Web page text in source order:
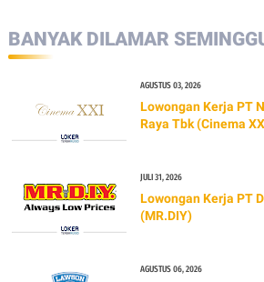
BANYAK DILAMAR
AGUSTUS 03, 2026
Lowongan Kerja PT
Raya Tbk (Cinema
JULI 31, 2026
Lowongan Kerja PT
(MR.DIY)
AGUSTUS 06, 2026